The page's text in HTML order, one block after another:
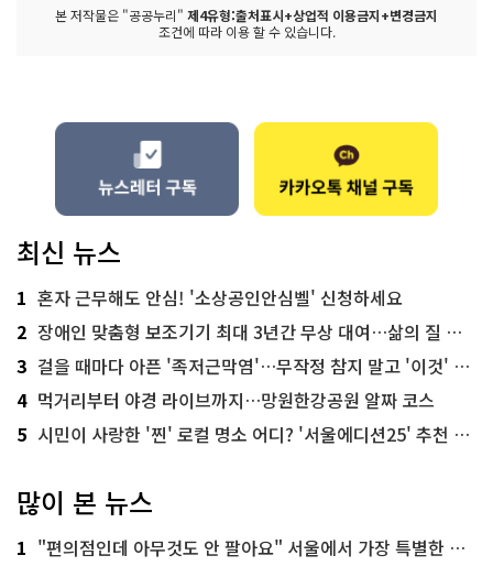
본 저작물은 "공공누리" 제4유형:출처표시+상업적 이용금지+변경금지
조건에 따라 이용 할 수 있습니다.
최신 뉴스
1 혼자 근무해도 안심! '소상공인안심벨' 신청하세요
2 장애인 맞춤형 보조기기 최대 3년간 무상 대여…삶의 질 높인다
3 걸을 때마다 아픈 '족저근막염'…무작정 참지 말고 '이것' 해보세요!
4 먹거리부터 야경 라이브까지…망원한강공원 알짜 코스
5 시민이 사랑한 '찐' 로컬 명소 어디? '서울에디션25' 추천 코스
많이 본 뉴스
1 "편의점인데 아무것도 안 팔아요" 서울에서 가장 특별한 편의점의 정체